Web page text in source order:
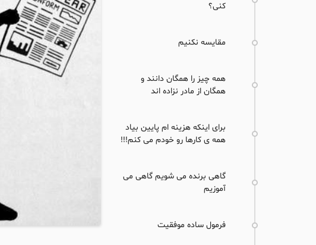
کنی؟
مقایسه نکنیم
همه چیز را همگان دانند و
همگان از مادر نزاده اند
برای اینکه هزینه ام پایین بیاد
همه ی کارها رو خودم می کنم!!!
گاهی برنده می شویم گاهی می
آموزیم
فرمول ساده موفقیت